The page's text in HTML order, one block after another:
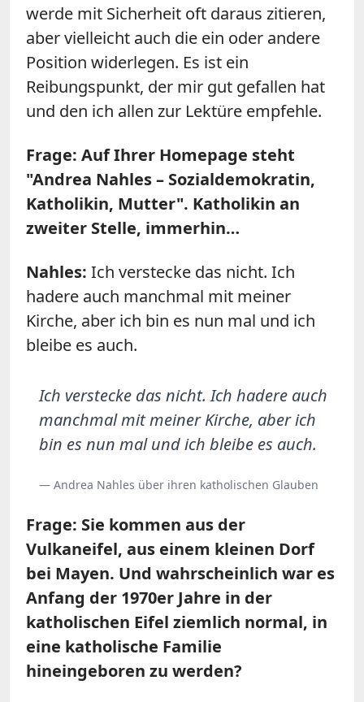
werde mit Sicherheit oft daraus zitieren,
aber vielleicht auch die ein oder andere
Position widerlegen. Es ist ein
Reibungspunkt, der mir gut gefallen hat
und den ich allen zur Lektüre empfehle.
Frage: Auf Ihrer Homepage steht
"Andrea Nahles – Sozialdemokratin,
Katholikin, Mutter". Katholikin an
zweiter Stelle, immerhin…
Nahles: Ich verstecke das nicht. Ich
hadere auch manchmal mit meiner
Kirche, aber ich bin es nun mal und ich
bleibe es auch.
Ich verstecke das nicht. Ich hadere auch
manchmal mit meiner Kirche, aber ich
bin es nun mal und ich bleibe es auch.
— Andrea Nahles über ihren katholischen Glauben
Frage: Sie kommen aus der
Vulkaneifel, aus einem kleinen Dorf
bei Mayen. Und wahrscheinlich war es
Anfang der 1970er Jahre in der
katholischen Eifel ziemlich normal, in
eine katholische Familie
hineingeboren zu werden?